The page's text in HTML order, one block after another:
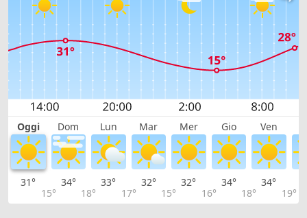
Oggi Dom Lun Mar Mer Gio Ven
31°
15°
34°
18°
33°
17°
32°
15°
32°
16°
34°
18°
34°
19°